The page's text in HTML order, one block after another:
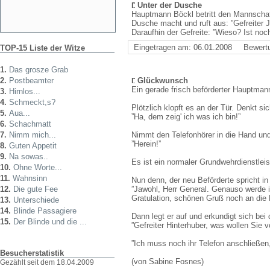
TOP-15 Liste der Witze
1. Das grosze Grab
2. Postbeamter
3. Hirnlos...
4. Schmeckt,s?
5. Aua...
6. Schachmatt
7. Nimm mich...
8. Guten Appetit
9. Na sowas..
10. Ohne Worte...
11. Wahnsinn
12. Die gute Fee
13. Unterschiede
14. Blinde Passagiere
15. Der Blinde und die ...
Besucherstatistik
Gezählt seit dem 18.04.2009
Unter der Dusche
Hauptmann Böckl betritt den
Dusche macht und ruft aus: ”Gefreiter
Daraufhin der Gefreite: ”Wieso? Ist
Eingetragen am: 06.01.2008
Glückwunsch
Ein gerade frisch beförderter
Plötzlich klopft es an der Tür. Denkt
”Ha, dem zeig' ich was ich bin!”
Nimmt den Telefonhörer in die Hand
”Herein!”
Es ist ein normaler
Nun denn, der neu Beförderte spricht
”Jawohl, Herr General. Genauso
Gratulation, schönen Gruß noch an die
Dann legt er auf und erkundigt sich bei
”Gefreiter Hinterhuber, was wollen Sie
”Ich muss noch ihr Telefon
(von Sabine Fosnes)